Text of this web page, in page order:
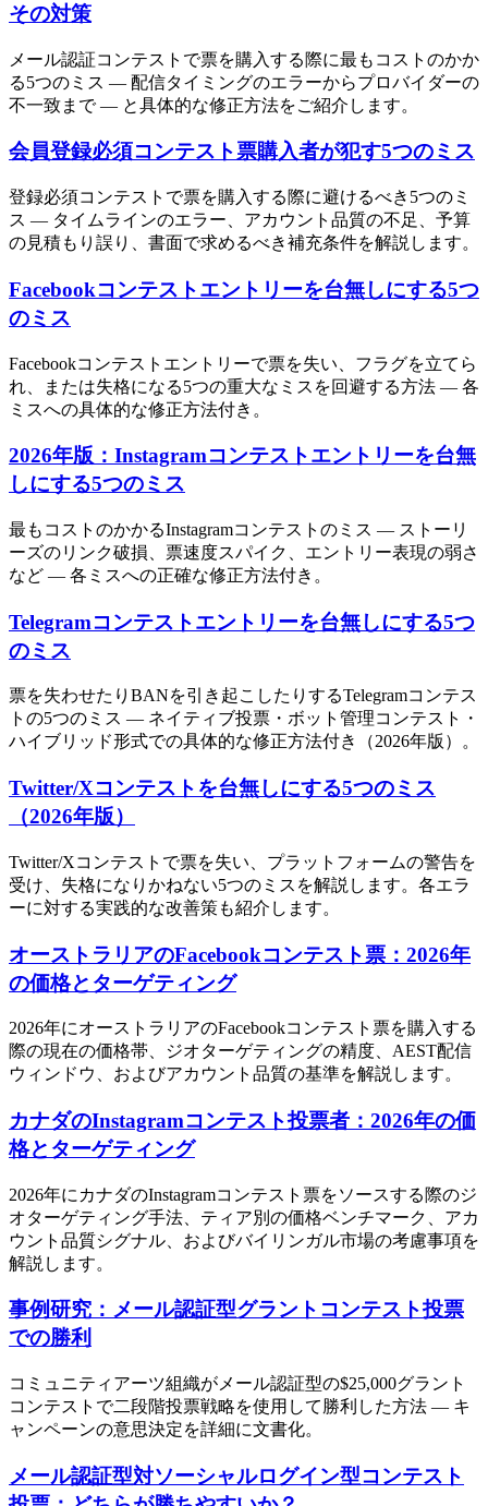
その対策
メール認証コンテストで票を購入する際に最もコストのかか
る5つのミス — 配信タイミングのエラーからプロバイダーの
不一致まで — と具体的な修正方法をご紹介します。
会員登録必須コンテスト票購入者が犯す5つのミス
登録必須コンテストで票を購入する際に避けるべき5つのミ
ス — タイムラインのエラー、アカウント品質の不足、予算
の見積もり誤り、書面で求めるべき補充条件を解説します。
Facebookコンテストエントリーを台無しにする5つ
のミス
Facebookコンテストエントリーで票を失い、フラグを立てら
れ、または失格になる5つの重大なミスを回避する方法 — 各
ミスへの具体的な修正方法付き。
2026年版：Instagramコンテストエントリーを台無
しにする5つのミス
最もコストのかかるInstagramコンテストのミス — ストーリ
ーズのリンク破損、票速度スパイク、エントリー表現の弱さ
など — 各ミスへの正確な修正方法付き。
Telegramコンテストエントリーを台無しにする5つ
のミス
票を失わせたりBANを引き起こしたりするTelegramコンテス
トの5つのミス — ネイティブ投票・ボット管理コンテスト・
ハイブリッド形式での具体的な修正方法付き（2026年版）。
Twitter/Xコンテストを台無しにする5つのミス
（2026年版）
Twitter/Xコンテストで票を失い、プラットフォームの警告を
受け、失格になりかねない5つのミスを解説します。各エラ
ーに対する実践的な改善策も紹介します。
オーストラリアのFacebookコンテスト票：2026年
の価格とターゲティング
2026年にオーストラリアのFacebookコンテスト票を購入する
際の現在の価格帯、ジオターゲティングの精度、AEST配信
ウィンドウ、およびアカウント品質の基準を解説します。
カナダのInstagramコンテスト投票者：2026年の価
格とターゲティング
2026年にカナダのInstagramコンテスト票をソースする際のジ
オターゲティング手法、ティア別の価格ベンチマーク、アカ
ウント品質シグナル、およびバイリンガル市場の考慮事項を
解説します。
事例研究：メール認証型グラントコンテスト投票
での勝利
コミュニティアーツ組織がメール認証型の$25,000グラント
コンテストで二段階投票戦略を使用して勝利した方法 — キ
ャンペーンの意思決定を詳細に文書化。
メール認証型対ソーシャルログイン型コンテスト